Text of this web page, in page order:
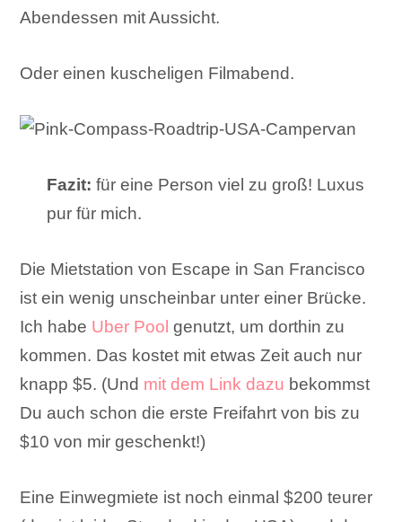
Abendessen mit Aussicht.
Oder einen kuscheligen Filmabend.
Fazit: für eine Person viel zu groß! Luxus
pur für mich.
Die Mietstation von Escape in San Francisco
ist ein wenig unscheinbar unter einer Brücke.
Ich habe Uber Pool genutzt, um dorthin zu
kommen. Das kostet mit etwas Zeit auch nur
knapp $5. (Und mit dem Link dazu bekommst
Du auch schon die erste Freifahrt von bis zu
$10 von mir geschenkt!)
Eine Einwegmiete ist noch einmal $200 teurer